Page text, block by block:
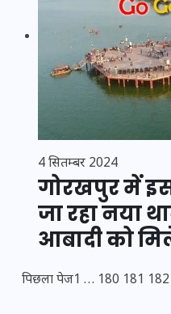
4 सितम्बर 2024
गोरखपुर में
जा रहा नया
आबादी को
पिछला पेज1 … 180 181 182